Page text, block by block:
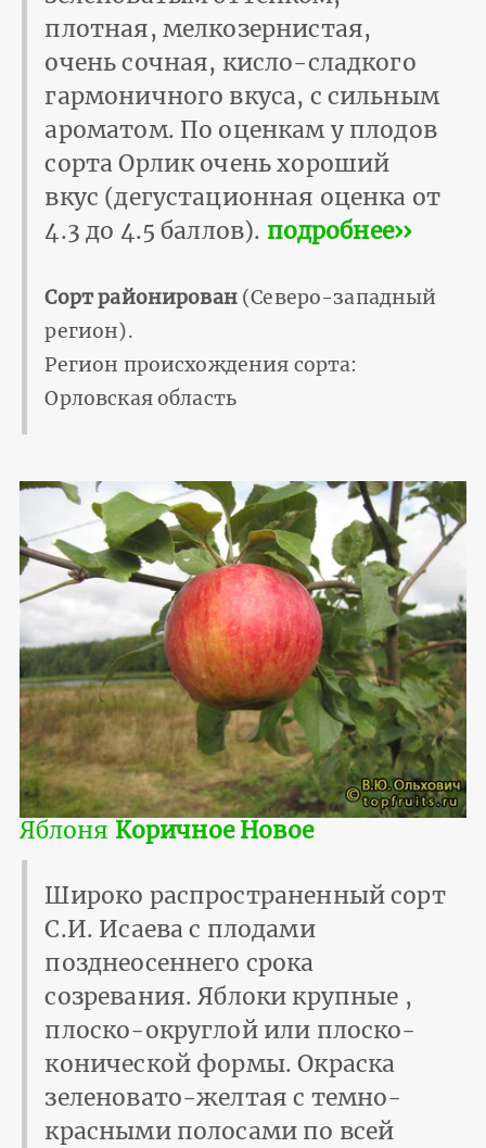
плотная, мелкозернистая,
очень сочная, кисло-сладкого
гармоничного вкуса, с сильным
ароматом. По оценкам у плодов
сорта Орлик очень хороший
вкус (дегустационная оценка от
4.3 до 4.5 баллов). подробнее››
Сорт районирован(Северо-западный
регион).
Регион происхождения сорта:
Орловская область
Яблоня Коричное Новое
Широко распространенный сорт
С.И. Исаева с плодами
позднеосеннего срока
созревания. Яблоки крупные ,
плоско-округлой или плоско-
конической формы. Окраска
зеленовато-желтая с темно-
красными полосами по всей